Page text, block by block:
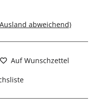
abweichend)
Auf Wunschzettel